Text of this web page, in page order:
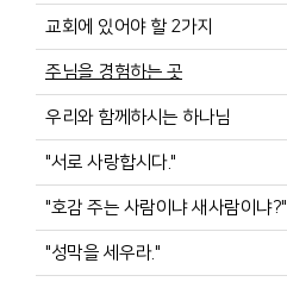
교회에 있어야 할 2가지
주님을 경험하는 곳
우리와 함께하시는 하나님
"서로 사랑합시다."
"호감 주는 사람이냐 새사람이냐?"
"성막을 세우라."